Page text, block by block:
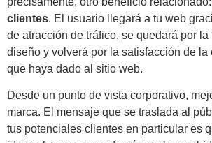
clientes. El usuario llegará a tu web
de atracción de tráfico, se quedará por la
diseño y volverá por la satisfacción de la
que haya dado al sitio web.
Desde un punto de vista corporativo,
marca. El mensaje que se traslada al
tus potenciales clientes en particular es